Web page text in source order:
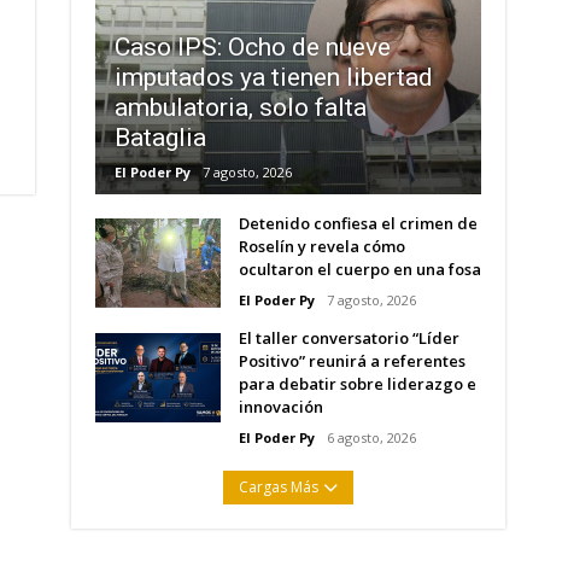
Caso IPS: Ocho de nueve
imputados ya tienen libertad
ambulatoria, solo falta
Bataglia
El Poder Py 7 agosto, 2026
Detenido confiesa el crimen de
Roselín y revela cómo
ocultaron el cuerpo en una fosa
El Poder Py 7 agosto, 2026
El taller conversatorio “Líder
Positivo” reunirá a referentes
para debatir sobre liderazgo e
innovación
El Poder Py 6 agosto, 2026
Cargas Más